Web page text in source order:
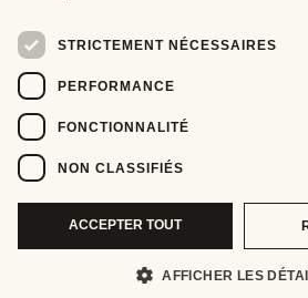
STRICTEMENT NÉCESSAIRES
PERFORMANCE
FONCTIONNALITÉ
NON CLASSIFIÉS
ACCEPTER TOUT
AFFICHER LES